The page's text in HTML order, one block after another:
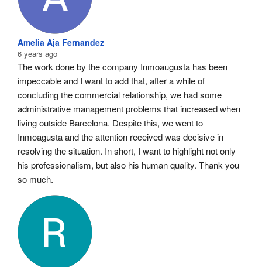
Amelia Aja Fernandez
6 years ago
The work done by the company Inmoaugusta has been
impeccable and I want to add that, after a while of
concluding the commercial relationship, we had some
administrative management problems that increased when
living outside Barcelona. Despite this, we went to
Inmoagusta and the attention received was decisive in
resolving the situation. In short, I want to highlight not only
his professionalism, but also his human quality. Thank you
so much.